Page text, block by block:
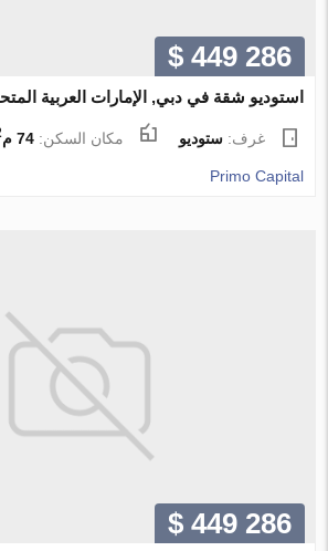
$ 449 286
استوديو شقة في دبي, الإمارات العربية المتحدة
غرف:ستوديو مكان السكن:74 م
Primo Capital
$ 449 286